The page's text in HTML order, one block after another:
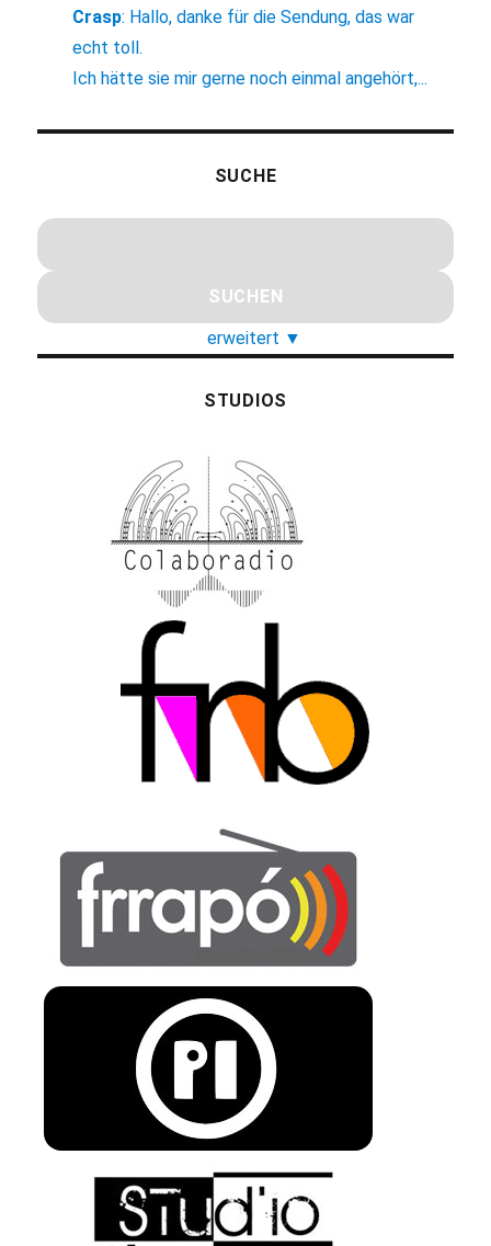
Crasp: Hallo, danke für die Sendung, das war
echt toll.
Ich hätte sie mir gerne noch einmal angehört,...
SUCHE
erweitert ▼
STUDIOS